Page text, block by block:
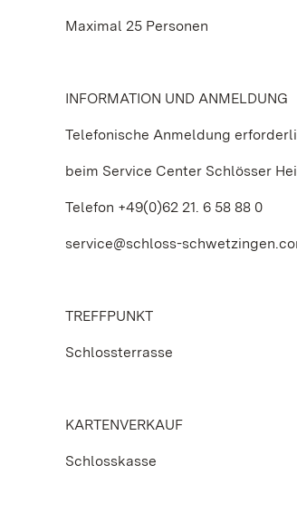
Maximal 25 Personen
INFORMATION UND ANMELDUNG
Telefonische Anmeldung
beim Service Center Schlösser
Telefon +49(0)62 21. 6 58 88 0
service@schloss-
TREFFPUNKT
Schlossterrasse
KARTENVERKAUF
Schlosskasse